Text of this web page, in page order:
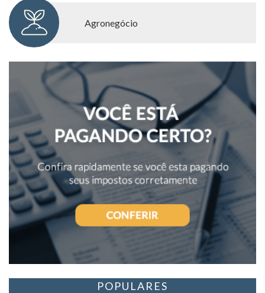
Governança Corporativa
Prevenção de conflitos
Proteção Patrimonial
Redução de Impostos
Teses tributárias
Agronegócio
POPULARES